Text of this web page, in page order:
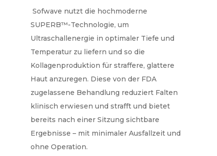
Sofwave nutzt die hochmoderne
SUPERB™-Technologie, um
Ultraschallenergie in optimaler Tiefe und
Temperatur zu liefern und so die
Kollagenproduktion für straffere, glattere
Haut anzuregen. Diese von der FDA
zugelassene Behandlung reduziert Falten
klinisch erwiesen und strafft und bietet
bereits nach einer Sitzung sichtbare
Ergebnisse – mit minimaler Ausfallzeit und
ohne Operation.